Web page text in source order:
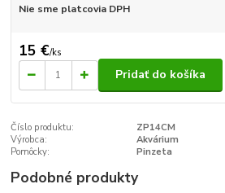
Nie sme platcovia DPH
15 €/ks
Pridať do košíka
Číslo produktu:
ZP14CM
Výrobca:
Akvárium
Pomôcky:
Pinzeta
Podobné produkty